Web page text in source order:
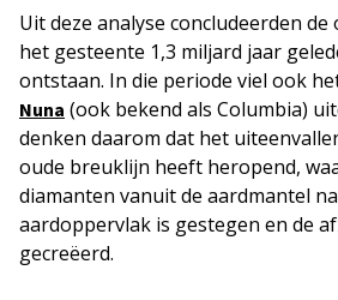
Uit deze analyse concludeerden
het gesteente 1,3 miljard jaar
ontstaan. In die periode viel ook
Nuna (ook bekend als Columbia)
denken daarom dat het
oude breuklijn heeft heropend,
diamanten vanuit de aardmantel
aardoppervlak is gestegen en de
gecreëerd.